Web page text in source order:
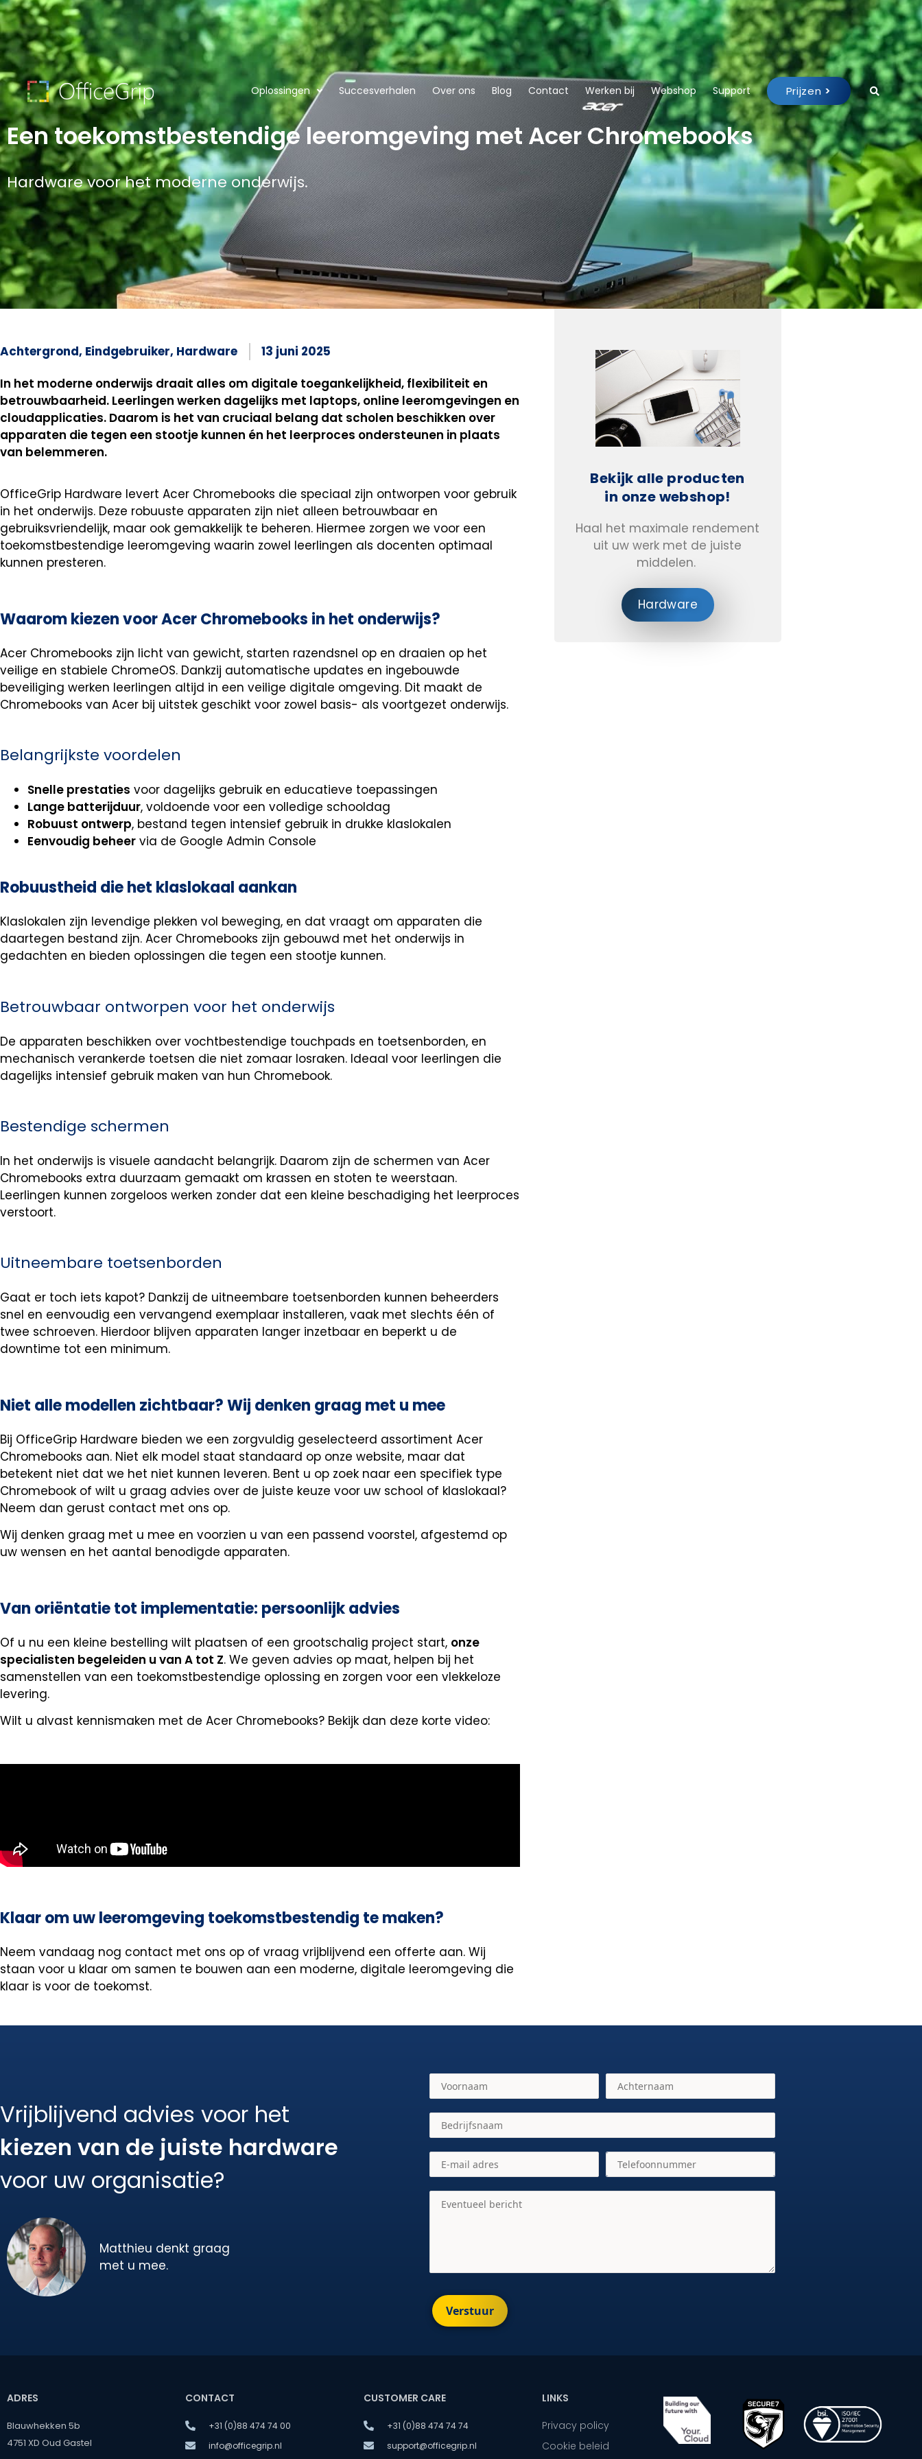
Oplossingen Succesverhalen Over ons Blog Contact Werken bij Webshop Support Prijzen >
Een toekomstbestendige leeromgeving met Acer Chromebooks
Hardware voor het moderne onderwijs.
Achtergrond, Eindgebruiker, Hardware
13 juni 2025
In het moderne onderwijs draait alles om digitale toegankelijkheid, flexibiliteit en
betrouwbaarheid. Leerlingen werken dagelijks met laptops, online leeromgevingen en
cloudapplicaties. Daarom is het van cruciaal belang dat scholen beschikken over
apparaten die tegen een stootje kunnen én het leerproces ondersteunen in plaats
van belemmeren.
OfficeGrip Hardware levert Acer Chromebooks die speciaal zijn ontworpen voor gebruik
in het onderwijs. Deze robuuste apparaten zijn niet alleen betrouwbaar en
gebruiksvriendelijk, maar ook gemakkelijk te beheren. Hiermee zorgen we voor een
toekomstbestendige leeromgeving waarin zowel leerlingen als docenten optimaal
kunnen presteren.
Waarom kiezen voor Acer Chromebooks in het onderwijs?
Acer Chromebooks zijn licht van gewicht, starten razendsnel op en draaien op het
veilige en stabiele ChromeOS. Dankzij automatische updates en ingebouwde
beveiliging werken leerlingen altijd in een veilige digitale omgeving. Dit maakt de
Chromebooks van Acer bij uitstek geschikt voor zowel basis- als voortgezet onderwijs.
Belangrijkste voordelen
Snelle prestaties voor dagelijks gebruik en educatieve toepassingen
Lange batterijduur, voldoende voor een volledige schooldag
Robuust ontwerp, bestand tegen intensief gebruik in drukke klaslokalen
Eenvoudig beheer via de Google Admin Console
Robuustheid die het klaslokaal aankan
Klaslokalen zijn levendige plekken vol beweging, en dat vraagt om apparaten die
daartegen bestand zijn. Acer Chromebooks zijn gebouwd met het onderwijs in
gedachten en bieden oplossingen die tegen een stootje kunnen.
Betrouwbaar ontworpen voor het onderwijs
De apparaten beschikken over vochtbestendige touchpads en toetsenborden, en
mechanisch verankerde toetsen die niet zomaar losraken. Ideaal voor leerlingen die
dagelijks intensief gebruik maken van hun Chromebook.
Bestendige schermen
In het onderwijs is visuele aandacht belangrijk. Daarom zijn de schermen van Acer
Chromebooks extra duurzaam gemaakt om krassen en stoten te weerstaan.
Leerlingen kunnen zorgeloos werken zonder dat een kleine beschadiging het leerproces
verstoort.
Uitneembare toetsenborden
Gaat er toch iets kapot? Dankzij de uitneembare toetsenborden kunnen beheerders
snel en eenvoudig een vervangend exemplaar installeren, vaak met slechts één of
twee schroeven. Hierdoor blijven apparaten langer inzetbaar en beperkt u de
downtime tot een minimum.
Niet alle modellen zichtbaar? Wij denken graag met u mee
Bij OfficeGrip Hardware bieden we een zorgvuldig geselecteerd assortiment Acer
Chromebooks aan. Niet elk model staat standaard op onze website, maar dat
betekent niet dat we het niet kunnen leveren. Bent u op zoek naar een specifiek type
Chromebook of wilt u graag advies over de juiste keuze voor uw school of klaslokaal?
Neem dan gerust contact met ons op.
Wij denken graag met u mee en voorzien u van een passend voorstel, afgestemd op
uw wensen en het aantal benodigde apparaten.
Van oriëntatie tot implementatie: persoonlijk advies
Of u nu een kleine bestelling wilt plaatsen of een grootschalig project start, onze
specialisten begeleiden u van A tot Z. We geven advies op maat, helpen bij het
samenstellen van een toekomstbestendige oplossing en zorgen voor een vlekkeloze
levering.
Wilt u alvast kennismaken met de Acer Chromebooks? Bekijk dan deze korte video:
Klaar om uw leeromgeving toekomstbestendig te maken?
Neem vandaag nog contact met ons op of vraag vrijblijvend een offerte aan. Wij
staan voor u klaar om samen te bouwen aan een moderne, digitale leeromgeving die
klaar is voor de toekomst.
Bekijk alle producten
in onze webshop!
Haal het maximale rendement
uit uw werk met de juiste
middelen.
Hardware
Vrijblijvend advies voor het
kiezen van de juiste hardware
voor uw organisatie?
Matthieu denkt graag
met u mee.
Verstuur
ADRES
Blauwhekken 5b
4751 XD Oud Gastel
CONTACT
+31 (0)88 474 74 00
info@officegrip.nl
CUSTOMER CARE
+31 (0)88 474 74 74
support@officegrip.nl
LINKS
Privacy policy
Cookie beleid